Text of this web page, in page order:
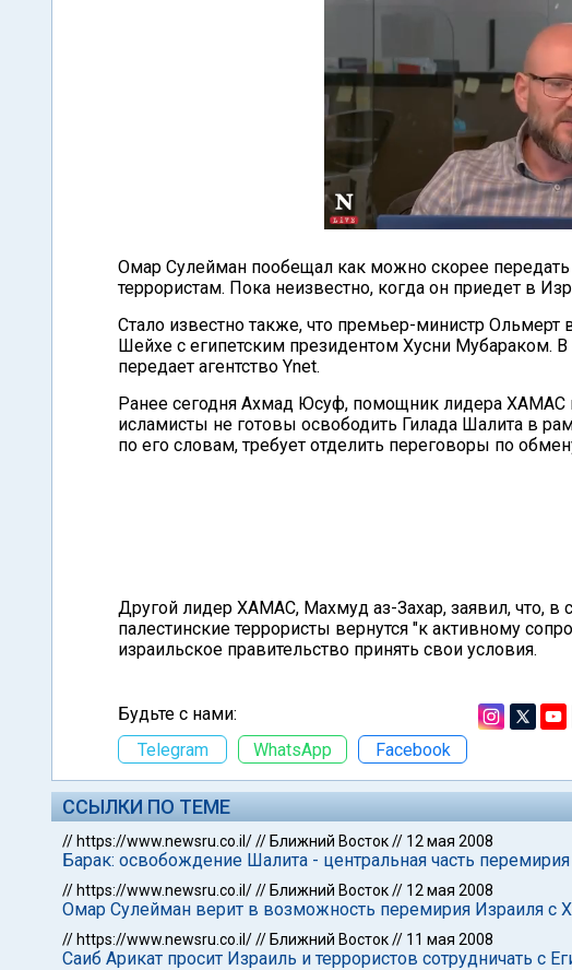
Омар Сулейман пообещал как можно скорее передать
террористам. Пока неизвестно, когда он приедет в
Стало известно также, что премьер-министр
Шейхе с египетским президентом Хусни Мубараком. В
передает агентство Ynet.
Ранее сегодня Ахмад Юсуф, помощник лидера ХАМАС
исламисты не готовы освободить Гилада Шалита в
по его словам, требует отделить переговоры по
Другой лидер ХАМАС, Махмуд аз-Захар, заявил, что, в
палестинские террористы вернутся "к активному
израильское правительство принять свои условия.
Будьте с нами:
Telegram
WhatsApp Facebook
ССЫЛКИ ПО ТЕМЕ
// https://www.newsru.co.il/// Ближний Восток// 12 мая 2008
Барак: освобождение Шалита - центральная часть перемирия
// https://www.newsru.co.il/// Ближний Восток// 12 мая 2008
Омар Сулейман верит в возможность перемирия Израиля с
// https://www.newsru.co.il/// Ближний Восток// 11 мая 2008
Саиб Арикат просит Израиль и террористов сотрудничать с